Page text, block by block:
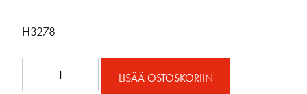
H3278
LISÄÄ OSTOSKORIIN